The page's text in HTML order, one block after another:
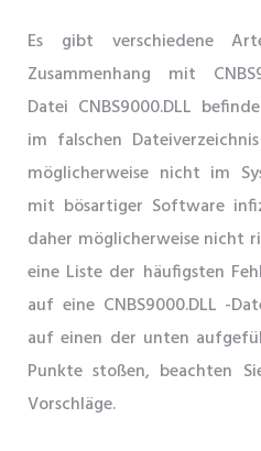
Es gibt verschiedene
Zusammenhang mit
Datei CNBS9000.DLL
im falschen
möglicherweise nicht im
mit bösartiger Software
daher möglicherweise nicht
eine Liste der häufigsten
auf eine CNBS9000.DLL -
auf einen der unten
Punkte stoßen, beachten
Vorschläge.